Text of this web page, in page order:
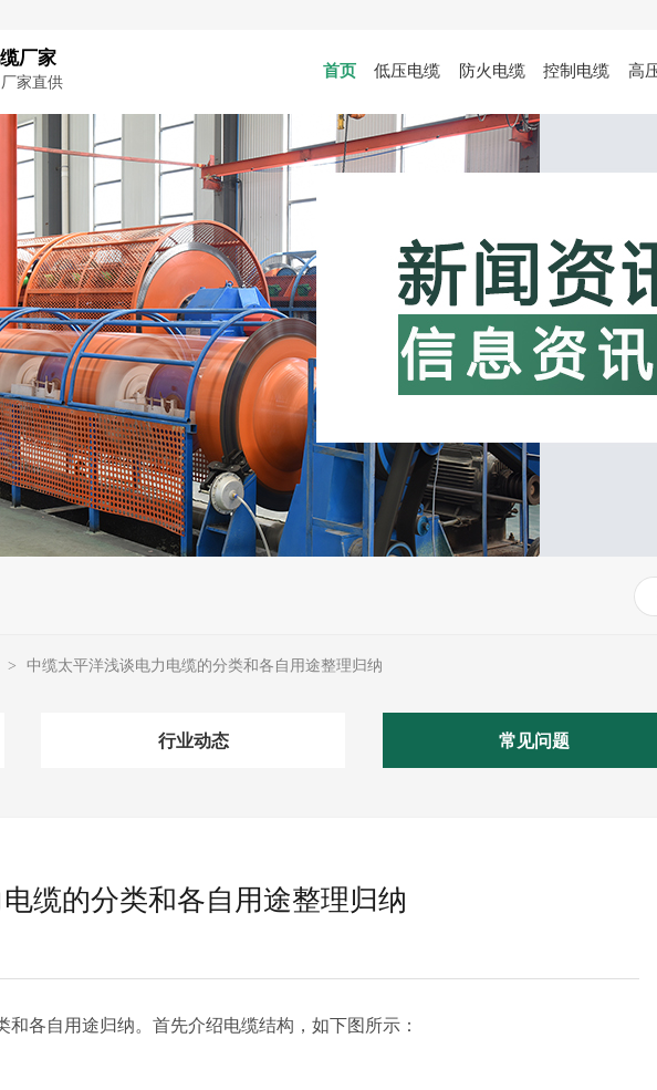
厂家
家直供
首页 低压电缆 防火电缆 控制电缆 高
> 中缆太平洋浅谈电力电缆的分类和各自用途整理归纳
行业动态 常见问题
缆的分类和各自用途整理归纳
各自用途归纳。首先介绍电缆结构，如下图所示：